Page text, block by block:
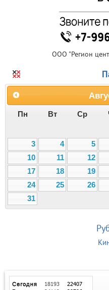
ООО "Регион
Пн Вт Ср
3
4 5
10
11 12
17
18 19
24
25 26
31